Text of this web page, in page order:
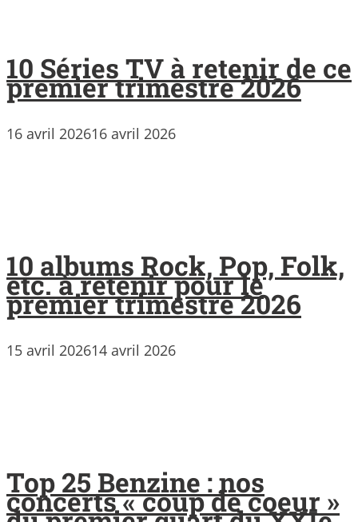
10 Séries TV à retenir de ce
premier trimestre 2026
16 avril 202616 avril 2026
10 albums Rock, Pop, Folk,
etc. à retenir pour le
premier trimestre 2026
15 avril 202614 avril 2026
Top 25 Benzine : nos
concerts « coup de coeur »